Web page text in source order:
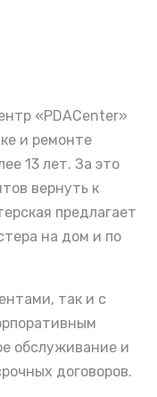
«PDACenter»
и ремонте
13 лет. За это
вернуть к
предлагает
на дом и по
так и с
обслуживание и
договоров.